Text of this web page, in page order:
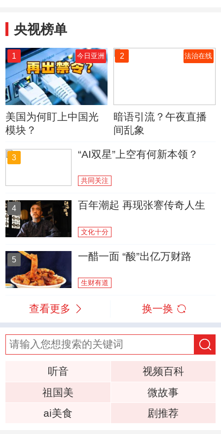
央视榜单
1 今日亚洲
美国为何盯上中国光
模块？
2 法治在线
暗语引流？午夜直播
间乱象
3 “AI双星”上空有何新本领？
共同关注
4 百年潮起 再现张謇传奇人生
文化十分
5 一醋一面 “酸”出亿万财路
生财有道
查看更多 换一换
听音
视频百科
祖国美
微故事
ai美食
剧推荐